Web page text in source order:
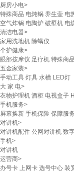
厨房小电>
特殊商品 电炖锅 养生壶 电
空气炸锅 电陶炉 破壁机 电
清洁电器>
家用洗地机 除螨仪
个护健康>
眼部按摩仪 足疗机 特殊商品
五金家装>
手动工具 灯具 水槽 LED灯
大 家 电>
衣物护理机 酒柜 电视盒子
手机服务>
屏幕换新 手机保险 保障服务
对讲机>
对讲机配件 公网对讲机 数
手机>
对讲机
运营商>
办号卡 上网卡 选号中心 装